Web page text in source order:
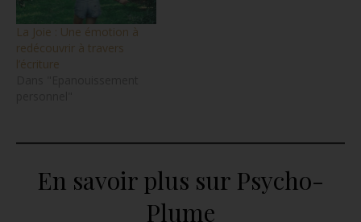
La Joie : Une émotion à
redécouvrir à travers
l’écriture
En savoir plus sur Psycho-
Plume